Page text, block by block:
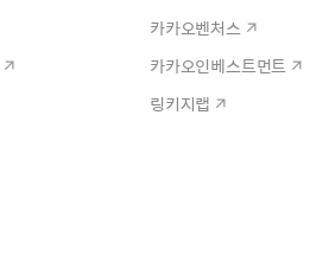
카카오벤처스
카카오인베스트먼트
링키지랩